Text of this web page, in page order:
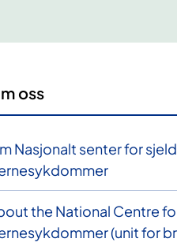
oss
Nasjonalt senter for
the National Centre
(unit for